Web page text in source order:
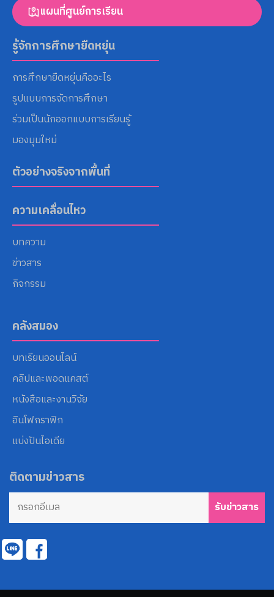
แผนที่ศูนย์การเรียน
รู้จักการศึกษายืดหยุ่น
การศึกษายืดหยุ่นคืออะไร
รูปแบบการจัดการศึกษา
ร่วมเป็นนักออกแบบการเรียนรู้
มองมุมใหม่
ตัวอย่างจริงจากพื้นที่
ความเคลื่อนไหว
บทความ
ข่าวสาร
กิจกรรม
คลังสมอง
บทเรียนออนไลน์
คลิปและพอดแคสต์
หนังสือและงานวิจัย
อินโฟกราฟิก
แบ่งปันไอเดีย
ติดตามข่าวสาร